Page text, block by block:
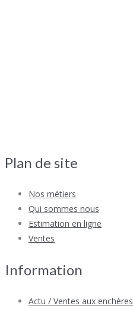
Plan de site
Nos métiers
Qui sommes nous
Estimation en ligne
Ventes
Information
Actu / Ventes aux enchères